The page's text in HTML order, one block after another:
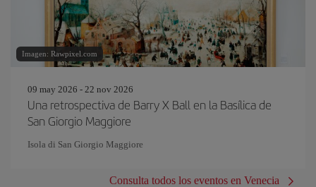
Imagen: Rawpixel.com
09 may 2026 - 22 nov 2026
Una retrospectiva de Barry X Ball en la Basílica de
San Giorgio Maggiore
Isola di San Giorgio Maggiore
Consulta todos los eventos en Venecia